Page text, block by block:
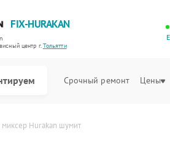
FIX-HURAKAN
центр г.Тольятти
Срочный ремонт Цены
Hurakan шумит